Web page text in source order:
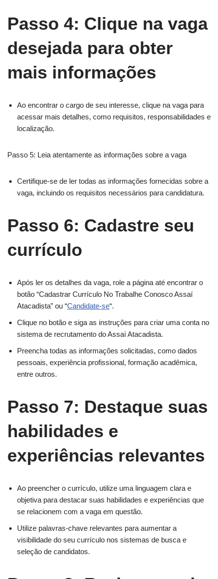
Passo 4: Clique na vaga
desejada para obter
mais informações
Ao encontrar o cargo de seu interesse, clique na vaga para
acessar mais detalhes, como requisitos, responsabilidades e
localização.
Passo 5: Leia atentamente as informações sobre a vaga
Certifique-se de ler todas as informações fornecidas sobre a
vaga, incluindo os requisitos necessários para candidatura.
Passo 6: Cadastre seu
currículo
Após ler os detalhes da vaga, role a página até encontrar o
botão “Cadastrar Currículo No Trabalhe Conosco Assaí
Atacadista” ou “Candidate-se“.
Clique no botão e siga as instruções para criar uma conta no
sistema de recrutamento do Assaí Atacadista.
Preencha todas as informações solicitadas, como dados
pessoais, experiência profissional, formação acadêmica,
entre outros.
Passo 7: Destaque suas
habilidades e
experiências relevantes
Ao preencher o currículo, utilize uma linguagem clara e
objetiva para destacar suas habilidades e experiências que
se relacionem com a vaga em questão.
Utilize palavras-chave relevantes para aumentar a
visibilidade do seu currículo nos sistemas de busca e
seleção de candidatos.